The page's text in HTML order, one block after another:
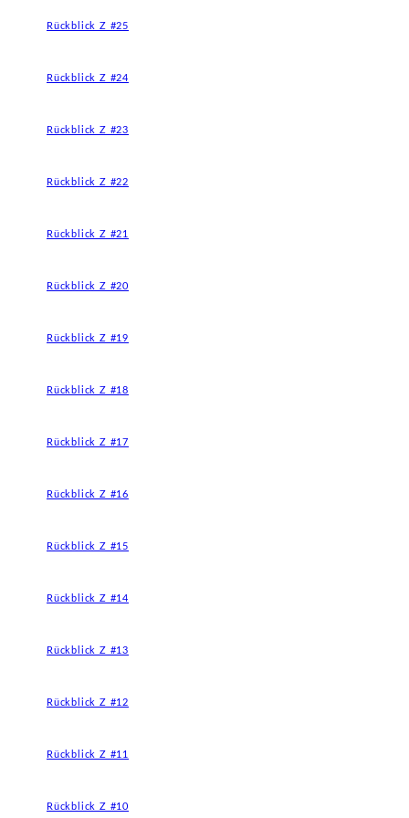
Rückblick Z #25
Rückblick Z #24
Rückblick Z #23
Rückblick Z #22
Rückblick Z #21
Rückblick Z #20
Rückblick Z #19
Rückblick Z #18
Rückblick Z #17
Rückblick Z #16
Rückblick Z #15
Rückblick Z #14
Rückblick Z #13
Rückblick Z #12
Rückblick Z #11
Rückblick Z #10